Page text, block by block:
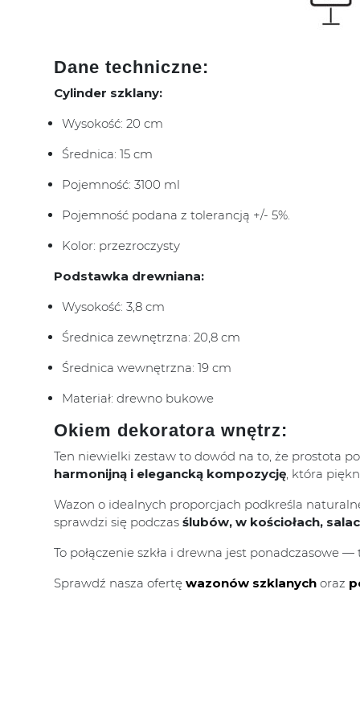
Dane techniczne:
Cylinder szklany:
Wysokość: 20 cm
Średnica: 15 cm
Pojemność: 3100 ml
Pojemność podana z tolerancją +/- 5%.
Kolor: przezroczysty
Podstawka drewniana:
Wysokość: 3,8 cm
Średnica zewnętrzna: 20,8 cm
Średnica wewnętrzna: 19 cm
Materiał: drewno bukowe
Okiem dekoratora wnętrz:
Ten niewielki zestaw to dowód na to, że prostota
harmonijną i elegancką kompozycję , która
Wazon o idealnych proporcjach podkreśla
sprawdzi się podczas ślubów, w kościołach,
To połączenie szkła i drewna jest ponadczasowe
Sprawdź nasza ofertę wazonów szklanych oraz